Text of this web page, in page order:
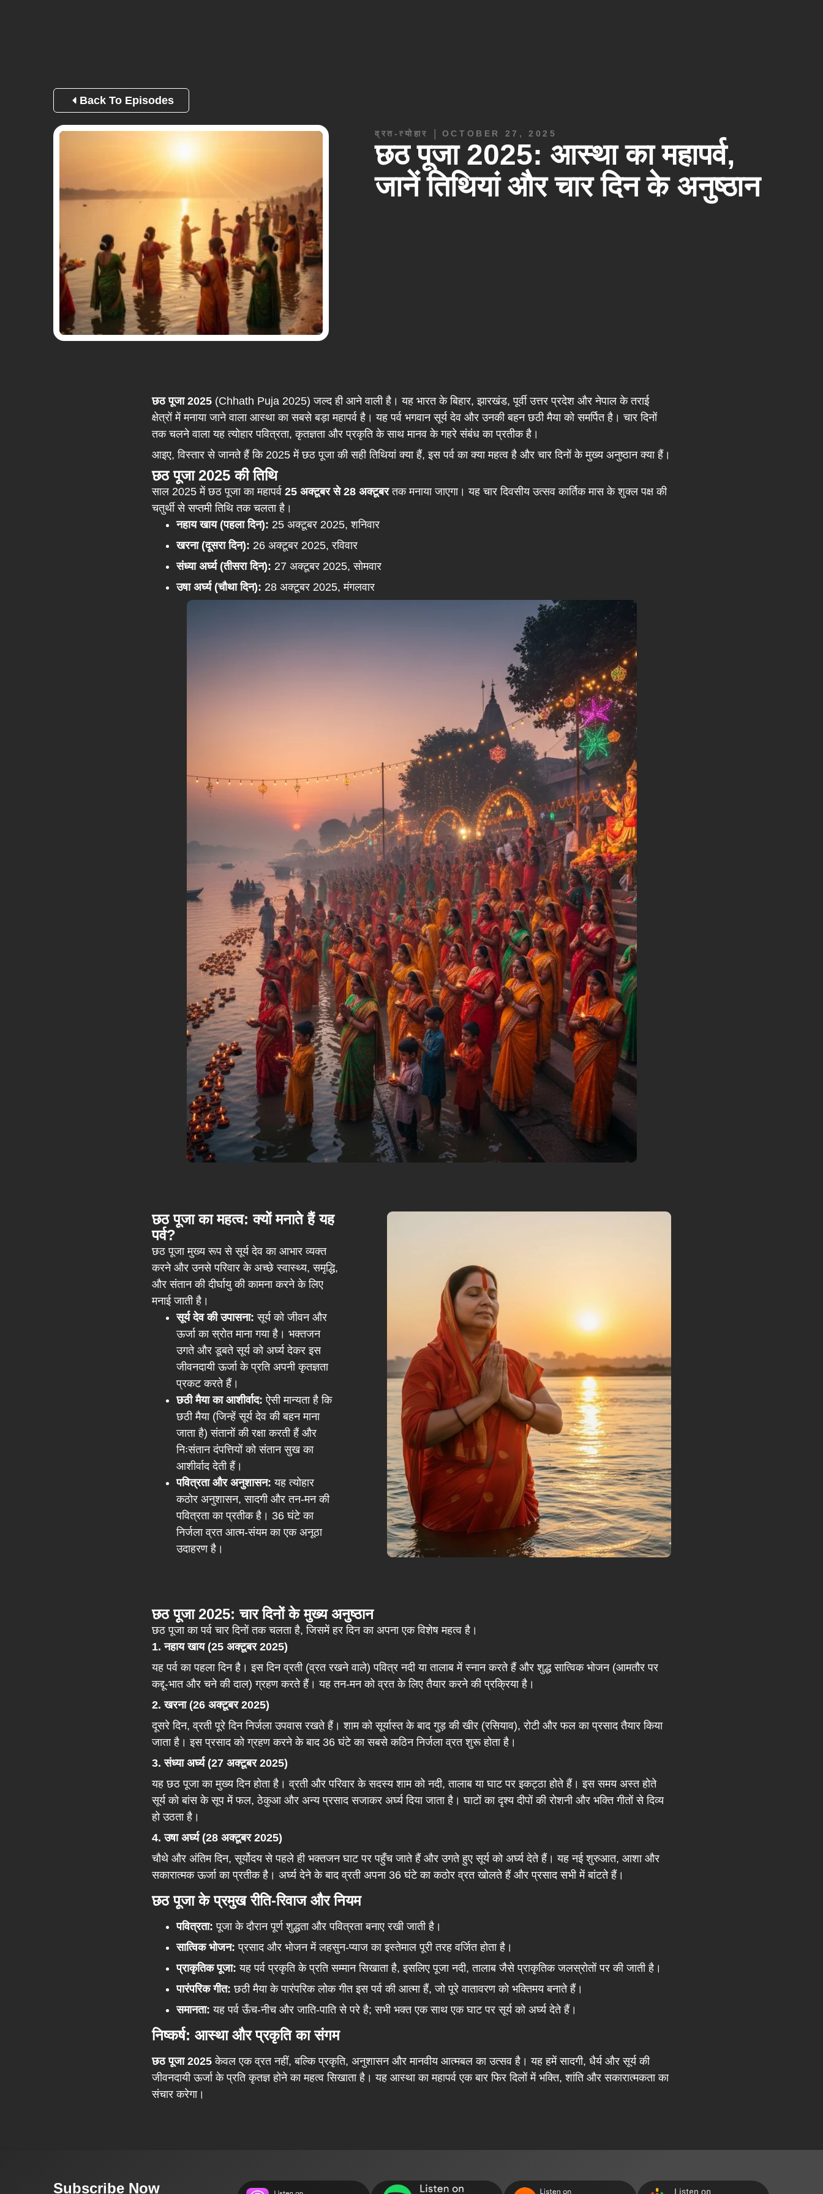
Back To Episodes
व्रत-त्योहार OCTOBER 27, 2025
छठ पूजा 2025: आस्था का महापर्व,
जानें तिथियां और चार दिन के अनुष्ठान
छठ पूजा 2025 (Chhath Puja 2025) जल्द ही आने वाली है। यह भारत के बिहार, झारखंड, पूर्वी उत्तर प्रदेश और नेपाल के तराई
क्षेत्रों में मनाया जाने वाला आस्था का सबसे बड़ा महापर्व है। यह पर्व भगवान सूर्य देव और उनकी बहन छठी मैया को समर्पित है। चार दिनों
तक चलने वाला यह त्योहार पवित्रता, कृतज्ञता और प्रकृति के साथ मानव के गहरे संबंध का प्रतीक है।
आइए, विस्तार से जानते हैं कि 2025 में छठ पूजा की सही तिथियां क्या हैं, इस पर्व का क्या महत्व है और चार दिनों के मुख्य अनुष्ठान क्या हैं।
छठ पूजा 2025 की तिथि
साल 2025 में छठ पूजा का महापर्व 25 अक्टूबर से 28 अक्टूबरतक मनाया जाएगा। यह चार दिवसीय उत्सव कार्तिक मास के शुक्ल पक्ष की
चतुर्थी से सप्तमी तिथि तक चलता है।
नहाय खाय (पहला दिन): 25 अक्टूबर 2025, शनिवार
खरना (दूसरा दिन): 26 अक्टूबर 2025, रविवार
संध्या अर्घ्य (तीसरा दिन): 27 अक्टूबर 2025, सोमवार
उषा अर्घ्य (चौथा दिन): 28 अक्टूबर 2025, मंगलवार
छठ पूजा का महत्व: क्यों मनाते हैं यह
पर्व?
छठ पूजा मुख्य रूप से सूर्य देव का आभार व्यक्त
करने और उनसे परिवार के अच्छे स्वास्थ्य, समृद्धि,
और संतान की दीर्घायु की कामना करने के लिए
मनाई जाती है।
सूर्य देव की उपासना: सूर्य को जीवन और
ऊर्जा का स्रोत माना गया है। भक्तजन
उगते और डूबते सूर्य को अर्घ्य देकर इस
जीवनदायी ऊर्जा के प्रति अपनी कृतज्ञता
प्रकट करते हैं।
छठी मैया का आशीर्वाद: ऐसी मान्यता है कि
छठी मैया (जिन्हें सूर्य देव की बहन माना
जाता है) संतानों की रक्षा करती हैं और
निःसंतान दंपत्तियों को संतान सुख का
आशीर्वाद देती हैं।
पवित्रता और अनुशासन: यह त्योहार
कठोर अनुशासन, सादगी और तन-मन की
पवित्रता का प्रतीक है। 36 घंटे का
निर्जला व्रत आत्म-संयम का एक अनूठा
उदाहरण है।
छठ पूजा 2025: चार दिनों के मुख्य अनुष्ठान
छठ पूजा का पर्व चार दिनों तक चलता है, जिसमें हर दिन का अपना एक विशेष महत्व है।
1. नहाय खाय (25 अक्टूबर 2025)
यह पर्व का पहला दिन है। इस दिन व्रती (व्रत रखने वाले) पवित्र नदी या तालाब में स्नान करते हैं और शुद्ध सात्विक भोजन (आमतौर पर
कद्दू-भात और चने की दाल) ग्रहण करते हैं। यह तन-मन को व्रत के लिए तैयार करने की प्रक्रिया है।
2. खरना (26 अक्टूबर 2025)
दूसरे दिन, व्रती पूरे दिन निर्जला उपवास रखते हैं। शाम को सूर्यास्त के बाद गुड़ की खीर (रसियाव), रोटी और फल का प्रसाद तैयार किया
जाता है। इस प्रसाद को ग्रहण करने के बाद 36 घंटे का सबसे कठिन निर्जला व्रत शुरू होता है।
3. संध्या अर्घ्य (27 अक्टूबर 2025)
यह छठ पूजा का मुख्य दिन होता है। व्रती और परिवार के सदस्य शाम को नदी, तालाब या घाट पर इकट्ठा होते हैं। इस समय अस्त होते
सूर्य को बांस के सूप में फल, ठेकुआ और अन्य प्रसाद सजाकर अर्घ्य दिया जाता है। घाटों का दृश्य दीपों की रोशनी और भक्ति गीतों से दिव्य
हो उठता है।
4. उषा अर्घ्य (28 अक्टूबर 2025)
चौथे और अंतिम दिन, सूर्योदय से पहले ही भक्तजन घाट पर पहुँच जाते हैं और उगते हुए सूर्य को अर्घ्य देते हैं। यह नई शुरुआत, आशा और
सकारात्मक ऊर्जा का प्रतीक है। अर्घ्य देने के बाद व्रती अपना 36 घंटे का कठोर व्रत खोलते हैं और प्रसाद सभी में बांटते हैं।
छठ पूजा के प्रमुख रीति-रिवाज और नियम
पवित्रता: पूजा के दौरान पूर्ण शुद्धता और पवित्रता बनाए रखी जाती है।
सात्विक भोजन: प्रसाद और भोजन में लहसुन-प्याज का इस्तेमाल पूरी तरह वर्जित होता है।
प्राकृतिक पूजा: यह पर्व प्रकृति के प्रति सम्मान सिखाता है, इसलिए पूजा नदी, तालाब जैसे प्राकृतिक जलस्रोतों पर की जाती है।
पारंपरिक गीत: छठी मैया के पारंपरिक लोक गीत इस पर्व की आत्मा हैं, जो पूरे वातावरण को भक्तिमय बनाते हैं।
समानता: यह पर्व ऊँच-नीच और जाति-पाति से परे है; सभी भक्त एक साथ एक घाट पर सूर्य को अर्घ्य देते हैं।
निष्कर्ष: आस्था और प्रकृति का संगम
छठ पूजा 2025 केवल एक व्रत नहीं, बल्कि प्रकृति, अनुशासन और मानवीय आत्मबल का उत्सव है। यह हमें सादगी, धैर्य और सूर्य की
जीवनदायी ऊर्जा के प्रति कृतज्ञ होने का महत्व सिखाता है। यह आस्था का महापर्व एक बार फिर दिलों में भक्ति, शांति और सकारात्मकता का
संचार करेगा।
Subscribe Now